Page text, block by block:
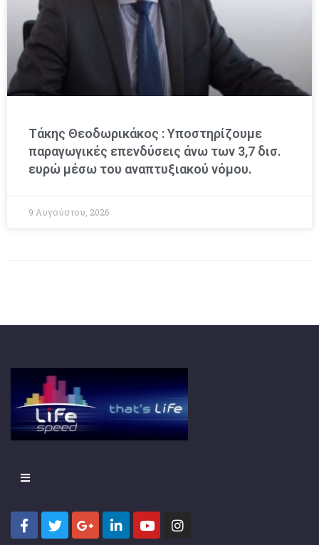
Τάκης Θεοδωρικάκος : Υποστηρίζουμε
παραγωγικές επενδύσεις άνω των 3,7 δισ.
ευρώ μέσω του αναπτυξιακού νόμου.
9 Αυγούστου, 2026